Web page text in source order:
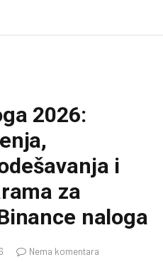
2026:
i
za
naloga
Nema komentara